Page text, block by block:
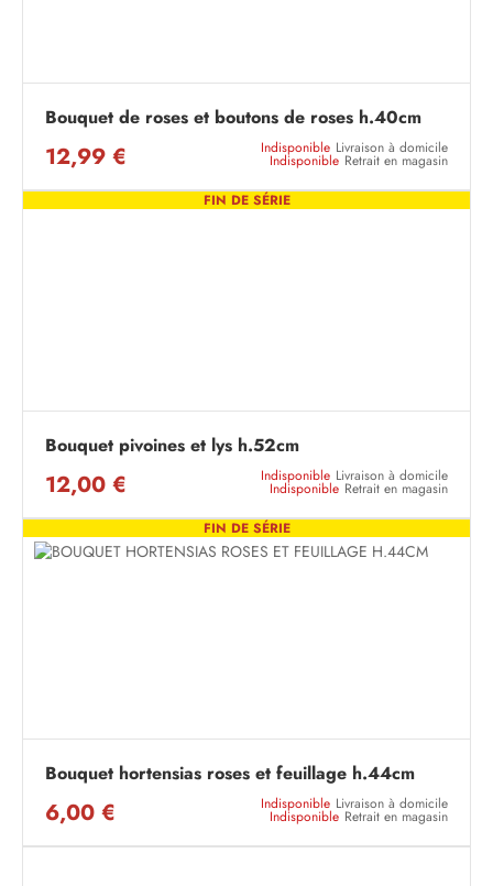
Bouquet de roses et boutons de roses h.40cm
12,99 € Indisponible Livraison à domicile
Indisponible Retrait en magasin
FIN DE SÉRIE
Bouquet pivoines et lys h.52cm
12,00 € Indisponible Livraison à domicile
Indisponible Retrait en magasin
FIN DE SÉRIE
Bouquet hortensias roses et feuillage h.44cm
6,00 € Indisponible Livraison à domicile
Indisponible Retrait en magasin